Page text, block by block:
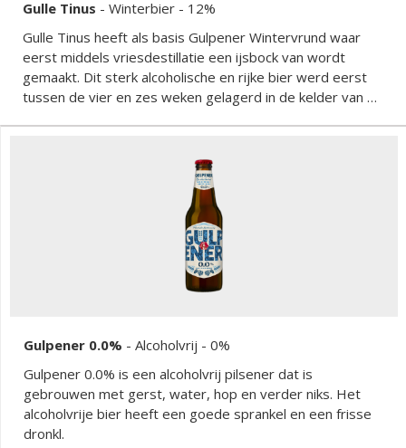
Gulle Tinus - Winterbier - 12%
Gulle Tinus heeft als basis Gulpener Wintervrund waar
eerst middels vriesdestillatie een ijsbock van wordt
gemaakt. Dit sterk alcoholische en rijke bier werd eerst
tussen de vier en zes weken gelagerd in de kelder van de
natuurlijke smaken zoals jeneverbessen, zoethout,
druiven, rood fruit, vanille uit de eikenhouten vaten en
Gulpener 0.0% - Alcoholvrij - 0%
Gulpener 0.0% is een alcoholvrij pilsener dat is
gebrouwen met gerst, water, hop en verder niks. Het
alcoholvrije bier heeft een goede sprankel en een frisse
dronkl.